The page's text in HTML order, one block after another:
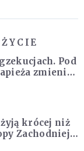
Pod
zmienił
krócej niż
Zachodniej?
główne